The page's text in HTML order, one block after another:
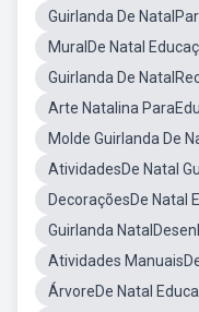
Guirlanda De
MuralDe Natal
Guirlanda De
Arte Natalina
Molde Guirlanda De
AtividadesDe Natal
DecoraçõesDe Natal
Guirlanda
Atividades
ÁrvoreDe Natal